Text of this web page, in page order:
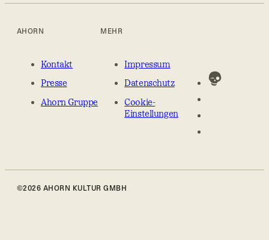
AHORN
Kontakt
Presse
Ahorn Gruppe
MEHR
Impressum
Datenschutz
Cookie-
Einstellungen
©2026 AHORN KULTUR GMBH